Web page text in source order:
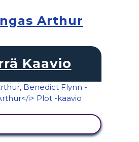
Arthur
Kaavio